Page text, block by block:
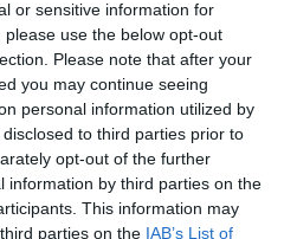
or sensitive information for
use the below opt-out
Please note that after your
you may continue seeing
personal information utilized by
to third parties prior to
opt-out of the further
information by third parties on the
This information may
parties on the IAB’s List of
στην ανάπτυξή τους. Η
κόσμο– φθίνει, οι νέοι
ή να εκφράσουν τα
προσπαθούν να χειριστούν
Στο τέλος υπαναχωρούν στη
τους και στρέφονται
του Διαδικτύου».